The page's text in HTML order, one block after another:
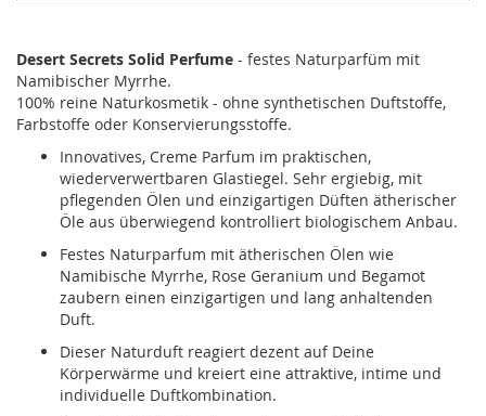
Desert Secrets Solid Perfume - festes Naturparfüm mit
Namibischer Myrrhe.
100% reine Naturkosmetik - ohne synthetischen Duftstoffe,
Farbstoffe oder Konservierungsstoffe.
Innovatives, Creme Parfum im praktischen,
wiederverwertbaren Glastiegel. Sehr ergiebig, mit
pflegenden Ölen und einzigartigen Düften ätherischer
Öle aus überwiegend kontrolliert biologischem Anbau.
Festes Naturparfum mit ätherischen Ölen wie
Namibische Myrrhe, Rose Geranium und Begamot
zaubern einen einzigartigen und lang anhaltenden
Duft.
Dieser Naturduft reagiert dezent auf Deine
Körperwärme und kreiert eine attraktive, intime und
individuelle Duftkombination.